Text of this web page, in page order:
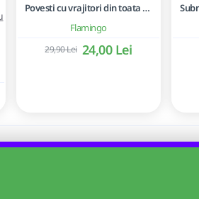
Flamingo
Povesti cu vrajitori din toata lumea
24,00 Lei
29,90 Lei